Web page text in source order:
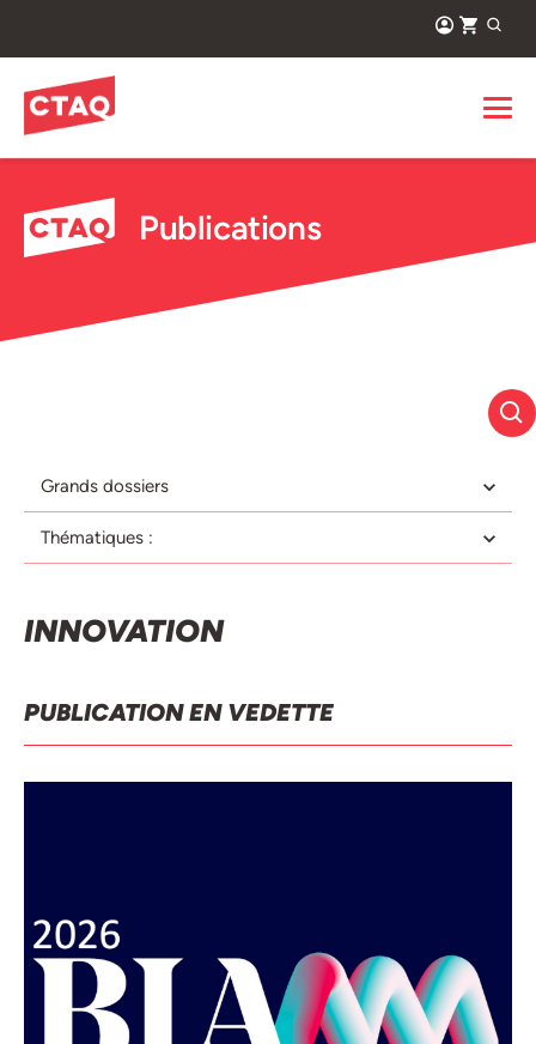
Publications
Grands dossiers
Thématiques :
INNOVATION
PUBLICATION EN VEDETTE